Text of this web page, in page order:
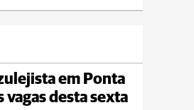
min 19°C
em Ponta
vagas desta sexta